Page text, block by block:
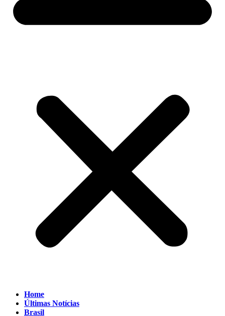
Home
Últimas Notícias
Brasil